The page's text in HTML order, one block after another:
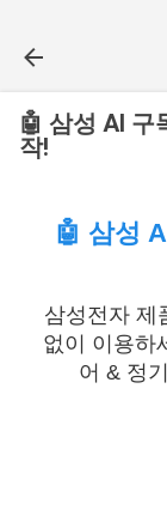
🤖 삼성 AI 구
작!
🤖 삼성
삼성전자 제
없이 이용하
어 & 정